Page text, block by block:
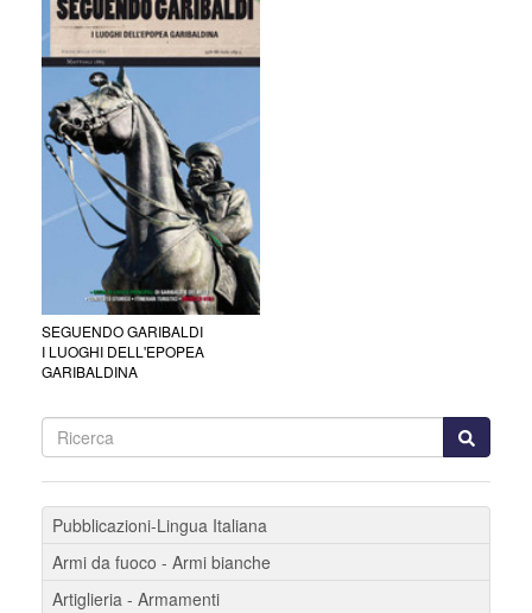
SEGUENDO GARIBALDI
I LUOGHI DELL'EPOPEA
GARIBALDINA
Pubblicazioni-Lingua Italiana
Armi da fuoco - Armi bianche
Artiglieria - Armamenti